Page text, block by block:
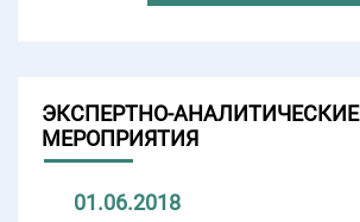
ЭКСПЕРТНО-АНАЛИТИЧЕСКИЕ
МЕРОПРИЯТИЯ
01.06.2018